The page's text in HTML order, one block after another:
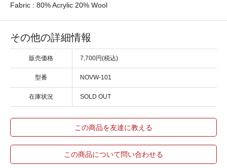
Fabric : 80% Acrylic 20% Wool
その他の詳細情報
販売価格 7,700円(税込)
型番 NOVW-101
在庫状況 SOLD OUT
この商品を友達に教える
この商品について問い合わせる